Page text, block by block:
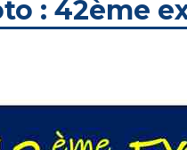
: 42ème